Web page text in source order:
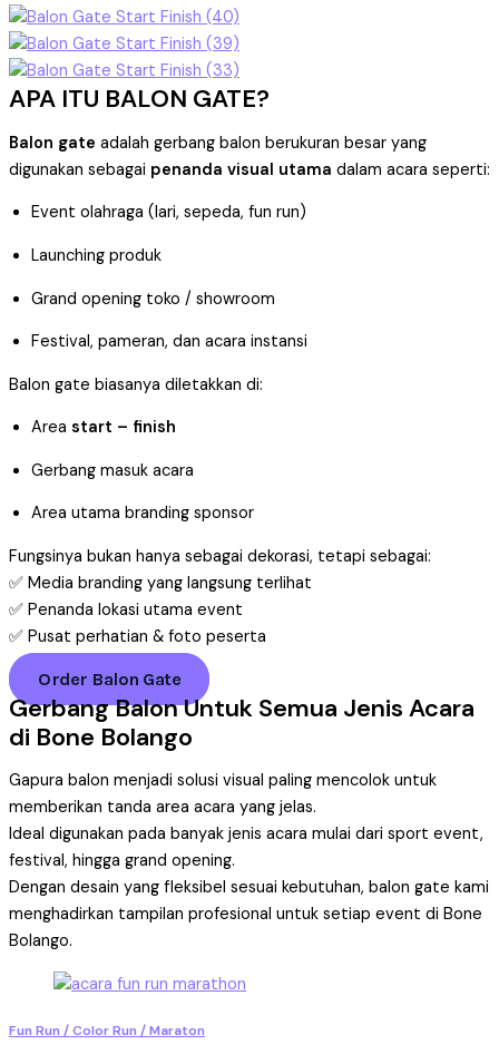
APA ITU BALON GATE?
Balon gate adalah gerbang balon berukuran besar yang
digunakan sebagai penanda visual utama dalam acara seperti:
Event olahraga (lari, sepeda, fun run)
Launching produk
Grand opening toko / showroom
Festival, pameran, dan acara instansi
Balon gate biasanya diletakkan di:
Area start – finish
Gerbang masuk acara
Area utama branding sponsor
Fungsinya bukan hanya sebagai dekorasi, tetapi sebagai:
✅ Media branding yang langsung terlihat
✅ Penanda lokasi utama event
✅ Pusat perhatian & foto peserta
Order Balon Gate
Gerbang Balon Untuk Semua Jenis Acara
di Bone Bolango
Gapura balon menjadi solusi visual paling mencolok untuk
memberikan tanda area acara yang jelas.
Ideal digunakan pada banyak jenis acara mulai dari sport event,
festival, hingga grand opening.
Dengan desain yang fleksibel sesuai kebutuhan, balon gate kami
menghadirkan tampilan profesional untuk setiap event di Bone
Bolango.
Fun Run / Color Run / Maraton